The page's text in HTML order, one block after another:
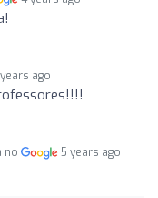
ago
no 5 years ago